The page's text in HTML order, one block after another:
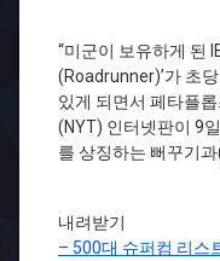
“미군이 보유하게 된
(Roadrunner)’가 초
있게 되면서 페타플
(NYT) 인터넷판이 9
를 상징하는 뻐꾸기
내려받기
– 500대 슈퍼컴 리스